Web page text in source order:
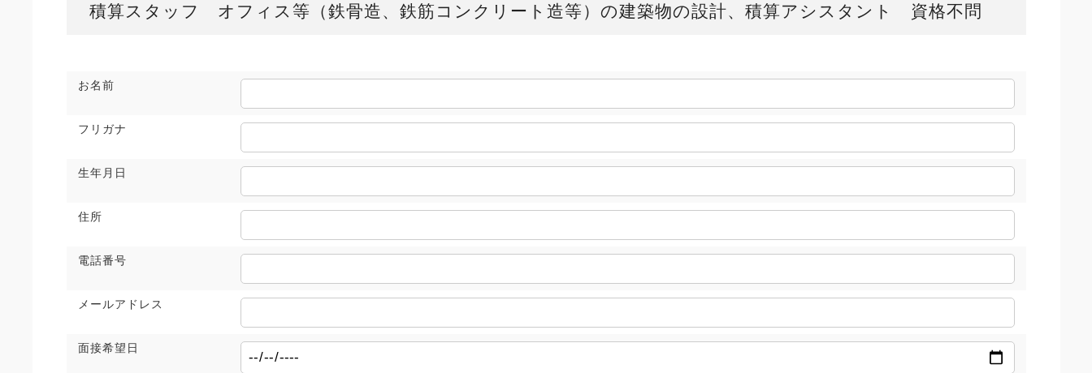
積算スタッフ オフィス等（鉄骨造、鉄筋コンクリート造等）の建築物の設計、積算アシスタント 資格不問
お名前
フリガナ
生年月日
住所
電話番号
メールアドレス
面接希望日